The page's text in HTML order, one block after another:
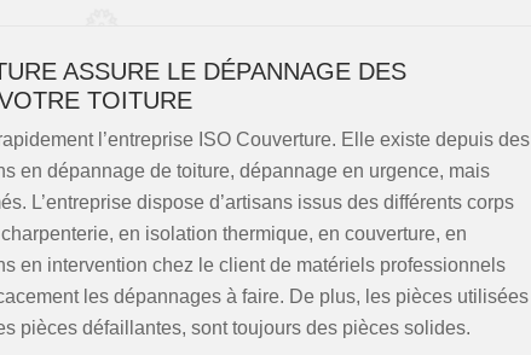
ASSURE LE DÉPANNAGE DES
TOITURE
l’entreprise ISO Couverture. Elle existe depuis des
en dépannage de toiture, dépannage en urgence, mais
L’entreprise dispose d’artisans issus des différents corps
en isolation thermique, en couverture, en
en intervention chez le client de matériels professionnels
les dépannages à faire. De plus, les pièces utilisées
pièces défaillantes, sont toujours des pièces solides.